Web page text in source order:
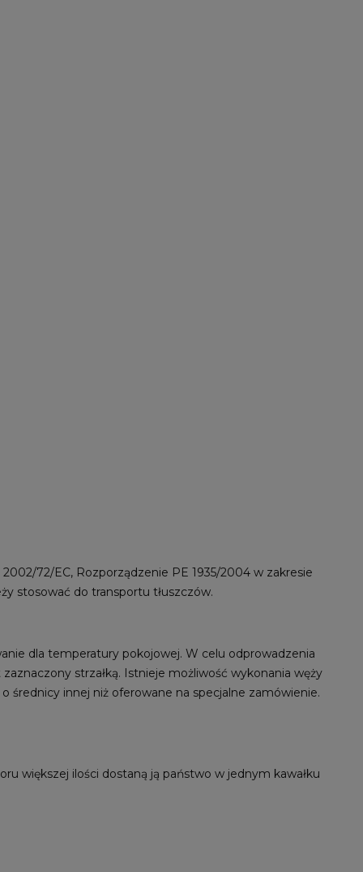
72/EC, Rozporządzenie PE 1935/2004 w zakresie
stosować do transportu tłuszczów.
dla temperatury pokojowej. W celu odprowadzenia
strzałką. Istnieje możliwość wykonania węży
średnicy innej niż oferowane na specjalne zamówienie.
większej ilości dostaną ją państwo w jednym kawałku